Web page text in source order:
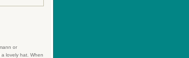
or
lovely hat. When